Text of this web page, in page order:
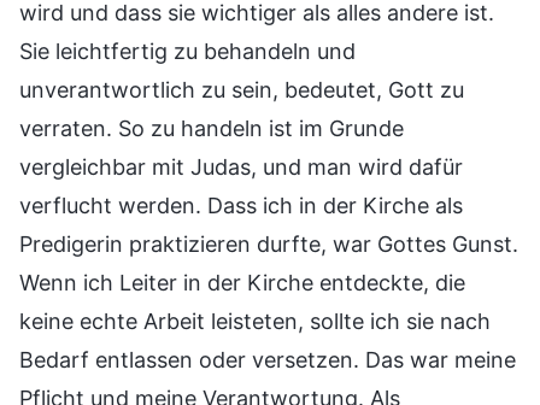
wird und dass sie wichtiger als alles andere ist.
Sie leichtfertig zu behandeln und
unverantwortlich zu sein, bedeutet, Gott zu
verraten. So zu handeln ist im Grunde
vergleichbar mit Judas, und man wird dafür
verflucht werden. Dass ich in der Kirche als
Predigerin praktizieren durfte, war Gottes Gunst.
Wenn ich Leiter in der Kirche entdeckte, die
keine echte Arbeit leisteten, sollte ich sie nach
Bedarf entlassen oder versetzen. Das war meine
Pflicht und meine Verantwortung. Als